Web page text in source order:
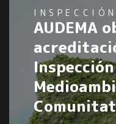
INSPECCIÓN
AUDEMA
Inspección